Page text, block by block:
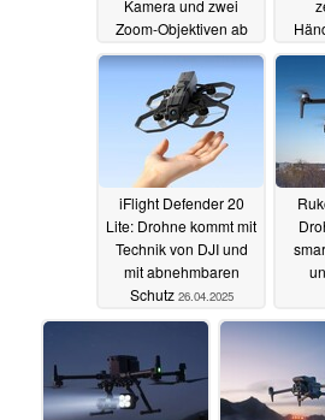
Kamera und zwei
Zoom-Objektiven ab
13.05.2025
iFlight Defender 20
Lite: Drohne kommt mit
Technik von DJI und
mit abnehmbaren
Schutz 26.04.2025